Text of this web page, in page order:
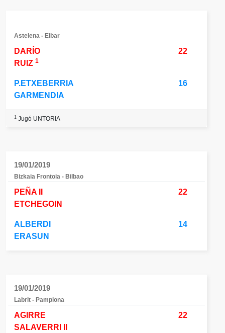
Astelena - Eibar
DARÍO
RUIZ 1
22
P.ETXEBERRIA
GARMENDIA
16
1 Jugó UNTORIA
19/01/2019
Bizkaia Frontoia - Bilbao
PEÑA II
ETCHEGOIN
22
ALBERDI
ERASUN
14
19/01/2019
Labrit - Pamplona
AGIRRE
SALAVERRI II
22